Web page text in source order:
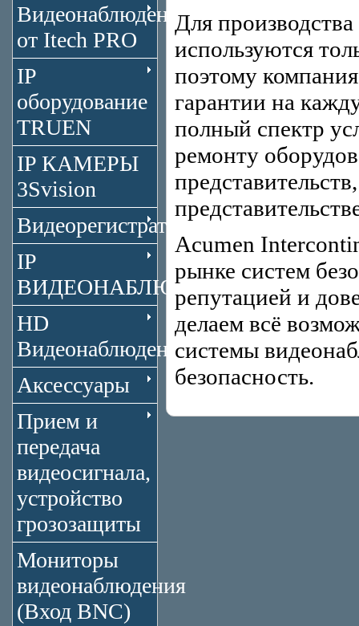
Видеонаблюдение
от Itech PRO
IP
оборудование
TRUEN
IP КАМЕРЫ
3Svision
Видеорегистраторы
IP
ВИДЕОНАБЛЮДЕНИЕ
HD
Видеонаблюдение
Аксессуары
Прием и
передача
видеосигнала,
устройство
грозозащиты
Мониторы
видеонаблюдения
(Вход BNC)
Для
используются
поэтому
гарантии на
полный спектр
ремонту
Acumen
рынке систем
репутацией и
делаем всё
системы
безопасность.